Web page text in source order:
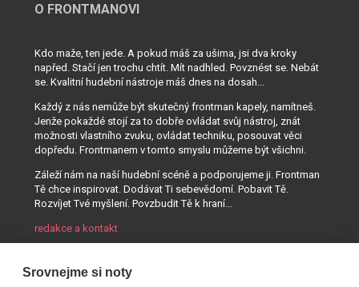
O FRONTMANOVI
Kdo maže, ten jede. A pokud máš za ušima, jsi dva kroky
napřed. Stačí jen trochu chtít. Mít nadhled. Povznést se. Nebát
se. Kvalitní hudební nástroje máš dnes na dosah...
Každý z nás nemůže být skutečný frontman kapely, namítneš.
Jenže pokaždé stojí za to dobře ovládat svůj nástroj, znát
možnosti vlastního zvuku, ovládat techniku, posouvat věci
dopředu. Frontmanem v tomto smyslu můžeme být všichni.
Záleží nám na naší hudební scéně a podporujeme ji. Frontman
Tě chce inspirovat. Dodávat Ti sebevědomí. Pobavit Tě.
Rozvíjet Tvé myšlení. Povzbudit Tě k hraní...
redakce a kontakt
Srovnejme si noty